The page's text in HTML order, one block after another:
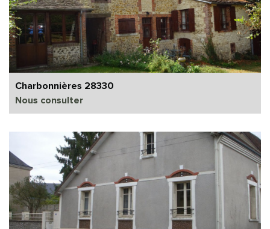
Charbonnières 28330
Nous consulter